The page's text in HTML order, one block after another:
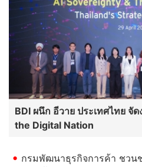
BDI ผนึก อีวาย ประเทศไทย จั
the Digital Nation
กรมพัฒนาธุรกิจการค้า ชวนช